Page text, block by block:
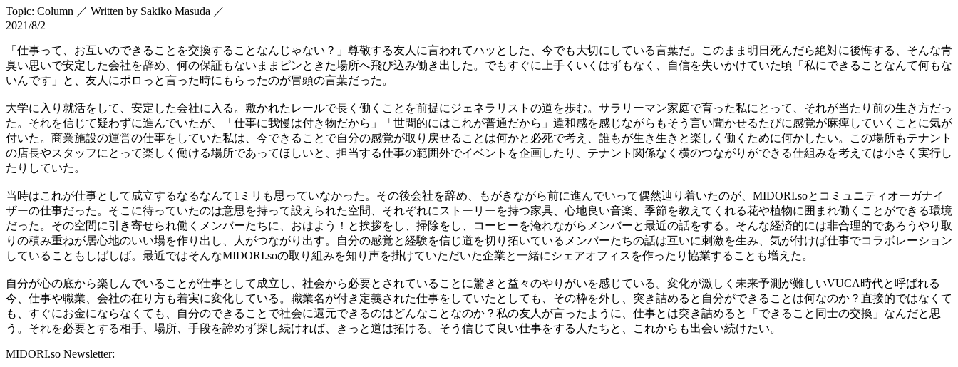
Topic: Column ／ Written by Sakiko Masuda ／
2021/8/2
「仕事って、お互いのできることを交換することなんじゃない？」尊敬する友人に言われてハッとした、今でも大切にしている言葉だ。このまま明日死んだら絶対に後悔する、そんな青
臭い思いで安定した会社を辞め、何の保証もないままピンときた場所へ飛び込み働き出した。でもすぐに上手くいくはずもなく、自信を失いかけていた頃「私にできることなんて何もな
いんです」と、友人にポロっと言った時にもらったのが冒頭の言葉だった。
大学に入り就活をして、安定した会社に入る。敷かれたレールで長く働くことを前提にジェネラリストの道を歩む。サラリーマン家庭で育った私にとって、それが当たり前の生き方だっ
た。それを信じて疑わずに進んでいたが、「仕事に我慢は付き物だから」「世間的にはこれが普通だから」違和感を感じながらもそう言い聞かせるたびに感覚が麻痺していくことに気が
付いた。商業施設の運営の仕事をしていた私は、今できることで自分の感覚が取り戻せることは何かと必死で考え、誰もが生き生きと楽しく働くために何かしたい。この場所もテナント
の店長やスタッフにとって楽しく働ける場所であってほしいと、担当する仕事の範囲外でイベントを企画したり、テナント関係なく横のつながりができる仕組みを考えては小さく実行し
たりしていた。
当時はこれが仕事として成立するなるなんて1 ミリも思っていなかった。その後会社を辞め、もがきながら前に進んでいって偶然辿り着いたのが、 MIDORI.soとコミュニティオーガナイ
ザーの仕事だった。そこに待っていたのは意思を持って設えられた空間、それぞれにストーリーを持つ家具、心地良い音楽、季節を教えてくれる花や植物に囲まれ働くことができる環境
だった。その空間に引き寄せられ働くメンバーたちに、おはよう！と挨拶をし、掃除をし、コーヒーを淹れながらメンバーと最近の話をする。そんな経済的には非合理的であろうやり取
りの積み重ねが居心地のいい場を作り出し、人がつながり出す。自分の感覚と経験を信じ道を切り拓いているメンバーたちの話は互いに刺激を生み、気が付けば仕事でコラボレーション
していることもしばしば。最近ではそんなMIDORI.soの取り組みを知り声を掛けていただいた企業と一緒にシェアオフィスを作ったり協業することも増えた。
自分が心の底から楽しんでいることが仕事として成立し、社会から必要とされていることに驚きと益々のやりがいを感じている。変化が激しく未来予測が難しいVUCA時代と呼ばれる
今、仕事や職業、会社の在り方も着実に変化している。職業名が付き定義された仕事をしていたとしても、その枠を外し、突き詰めると自分ができることは何なのか？直接的ではなくて
も、すぐにお金にならなくても、自分のできることで社会に還元できるのはどんなことなのか？私の友人が言ったように、仕事とは突き詰めると「できること同士の交換」なんだと思
う。それを必要とする相手、場所、手段を諦めず探し続ければ、きっと道は拓ける。そう信じて良い仕事をする人たちと、これからも出会い続けたい。
MIDORI.so Newsletter: